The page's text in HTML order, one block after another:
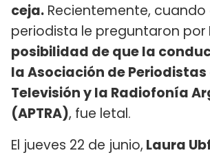
ceja. Recientemente, cuando
periodista le preguntaron por
posibilidad de que la
la Asociación de Periodistas
Televisión y la Radiofonía
(APTRA), fue letal.
El jueves 22 de junio, Laura